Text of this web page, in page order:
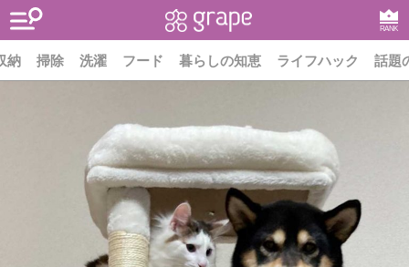
RANK
納 掃除 洗濯 フード 暮らしの知恵 ライフハック 話題